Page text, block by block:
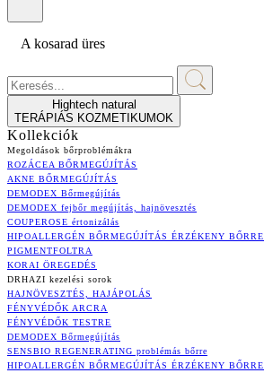
A kosarad üres
Hightech natural
TERÁPIÁS KOZMETIKUMOK
Kollekciók
Megoldások bőrproblémákra
ROZÁCEA BŐRMEGÚJÍTÁS
AKNE BŐRMEGÚJÍTÁS
DEMODEX Bőrmegújítás
DEMODEX fejbőr megújítás, hajnövesztés
COUPEROSE értonizálás
HIPOALLERGÉN BŐRMEGÚJÍTÁS ÉRZÉKENY BŐRRE
PIGMENTFOLTRA
KORAI ÖREGEDÉS
DRHAZI kezelési sorok
HAJNÖVESZTÉS, HAJÁPOLÁS
FÉNYVÉDŐK ARCRA
FÉNYVÉDŐK TESTRE
DEMODEX Bőrmegújítás
SENSBIO REGENERATING problémás bőrre
HIPOALLERGÉN BŐRMEGÚJÍTÁS ÉRZÉKENY BŐRRE